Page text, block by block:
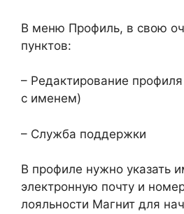
В меню Профиль, в свою
пунктов:
– Редактирование
с именем)
– Служба поддержки
В профиле нужно указать
электронную почту и
лояльности Магнит для